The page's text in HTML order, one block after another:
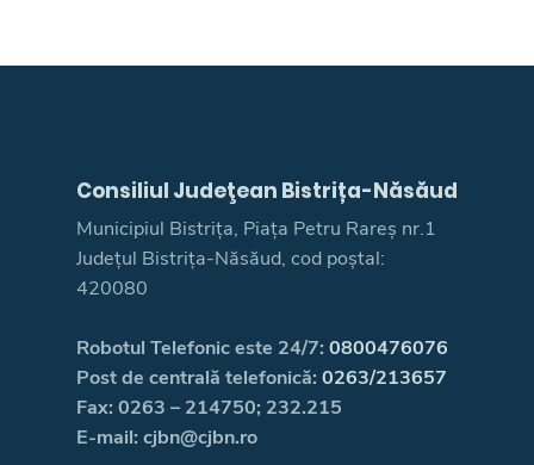
Consiliul Judeţean Bistrița-Năsăud
Municipiul Bistrița, Piața Petru Rareș nr.1
Județul Bistrița-Năsăud, cod poștal:
420080
Robotul Telefonic este 24/7: 0800476076
Post de centrală telefonică: 0263/213657
Fax: 0263 – 214750; 232.215
E-mail: cjbn@cjbn.ro